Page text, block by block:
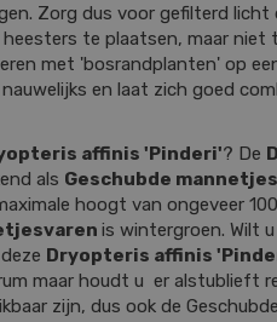
Zorg dus voor gefilterd licht
te plaatsen, maar niet
met 'bosrandplanten' op
en laat zich goed
affinis 'Pinderi'? De
als Geschubde
hoogt van ongeveer
is wintergroen. Wilt
Dryopteris affinis
maar houdt u er alstublieft
zijn, dus ook de